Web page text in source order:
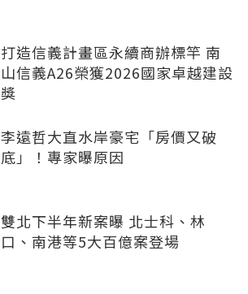
打造信義計畫區永續商辦標竿 南
山信義A26榮獲2026國家卓越建設
獎
李遠哲大直水岸豪宅「房價又破
底」！專家曝原因
雙北下半年新案曝 北士科、林
口、南港等5大百億案登場